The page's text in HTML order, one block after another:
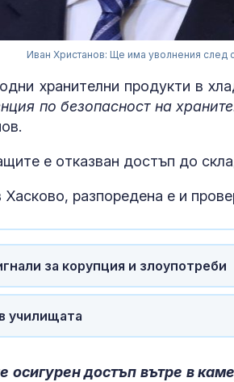
Иван Христанов: Ще има уволнения след
хранителни продукти в
по безопасност на
е отказван достъп до
разпоредена е и
за корупция и злоупотреби
училищата
осигурен достъп вътре в